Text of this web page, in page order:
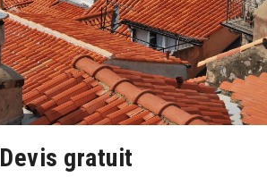
Devis gratuit